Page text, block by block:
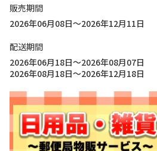
販売期間
2026年06月08日～2026年12月11日
配送期間
2026年06月18日～2026年08月07日
2026年08月18日～2026年12月18日